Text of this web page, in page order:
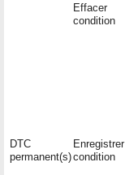
Effacer
condition
DTC
permanent(s)
Enregistrer
condition